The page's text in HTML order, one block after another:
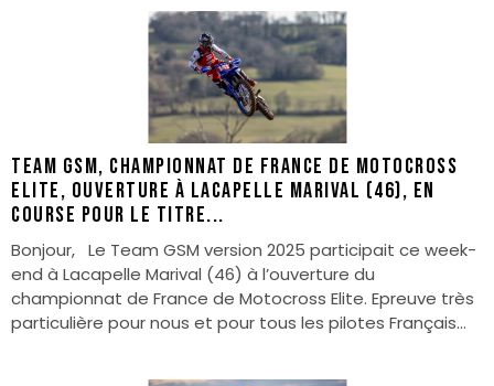
Team GSM, championnat de France de Motocross
Elite, ouverture à Lacapelle Marival (46), en
course pour le titre...
Bonjour, Le Team GSM version 2025 participait ce week-
end à Lacapelle Marival (46) à l’ouverture du
championnat de France de Motocross Elite. Epreuve très
particulière pour nous et pour tous les pilotes Français...